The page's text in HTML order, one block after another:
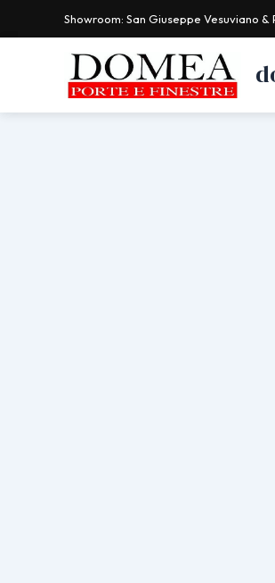
al
Showroom: San Giuseppe Vesuviano &